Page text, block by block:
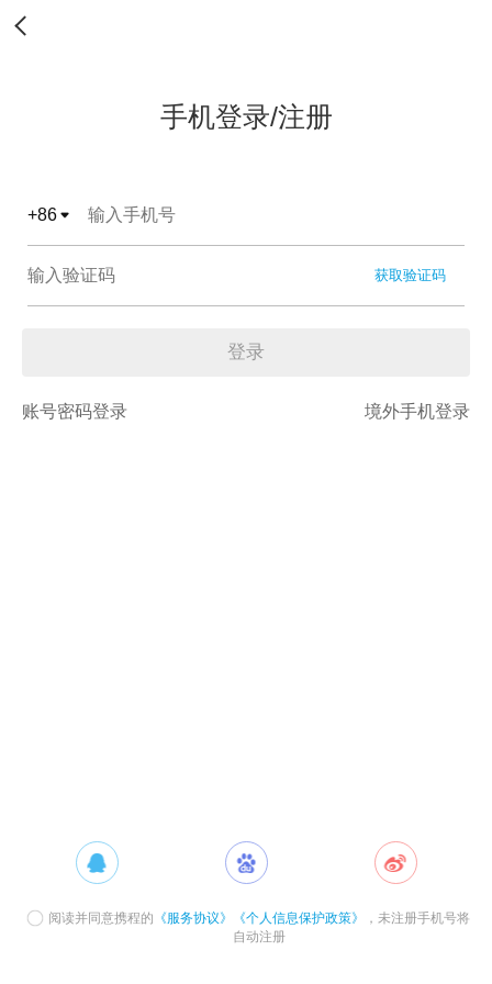
手机登录/注册
+86
获取验证码
登录
账号密码登录 境外手机登录
阅读并同意携程的 《服务协议》 《个人信息保护政策》
，未注册手机号将
自动注册